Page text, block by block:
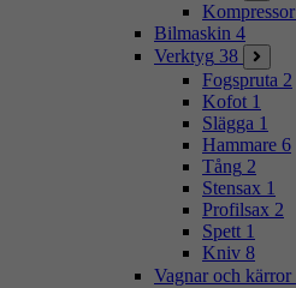
Kompressor
Bilmaskin 4
Verktyg 38
Fogspruta 2
Kofot 1
Slägga 1
Hammare 6
Tång 2
Stensax 1
Profilsax 2
Spett 1
Kniv 8
Vagnar och kärror